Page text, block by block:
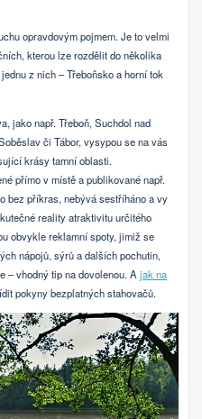
opravdovým pojmem. Je to velmi
kterou lze rozdělit do několika
z nich – Třeboňsko a horní tok
jako např. Třeboň, Suchdol nad
či Tábor, vysypou se na vás
krásy tamní oblasti.
přímo v místě a publikované např.
bez příkras, nebývá sestříháno a vy
reality atraktivitu určitého
obvykle reklamní spoty, jimiž se
nápojů, sýrů a dalších pochutin,
– vhodný tip na dovolenou. Ajak na
pokyny bezplatných stahovačů.